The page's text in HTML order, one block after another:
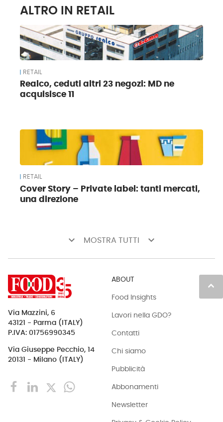
ALTRO IN RETAIL
RETAIL
Realco, ceduti altri 23 negozi: MD ne
acquisisce 11
RETAIL
Cover Story – Private label: tanti mercati,
una direzione
keyboard_arrow_down MOSTRA TUTTI keyboard_arrow_down
keyboard_arrow_up
Via Mazzini, 6
43121 - Parma (ITALY)
P.IVA: 01756990345
Via Giuseppe Pecchio, 14
20131 - Milano (ITALY)
ABOUT
Food Insights
Lavori nella GDO?
Contatti
Chi siamo
Pubblicità
Abbonamenti
Newsletter